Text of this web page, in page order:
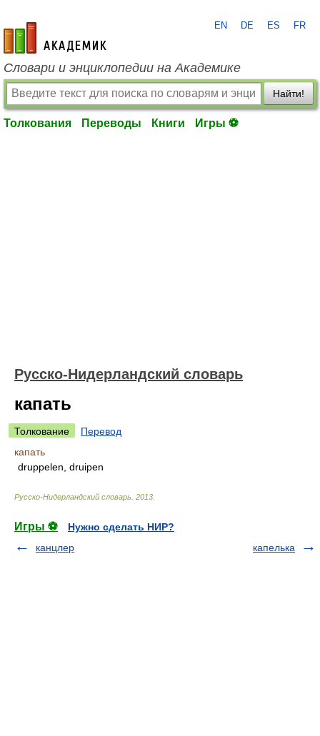
academic.ru
EN DE ES FR
Словари и энциклопедии на Академике
Найти!
Толкования Переводы Книги Игры ⚽
Русско-Нидерландский словарь
капать
Толкование
Перевод
капать
druppelen, druipen
Русско-Нидерландский словарь 2013
Игры ⚽
Нужно сделать НИР?
канцлер
капелька